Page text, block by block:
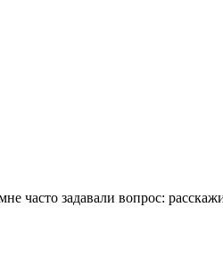
часто задавали вопрос: